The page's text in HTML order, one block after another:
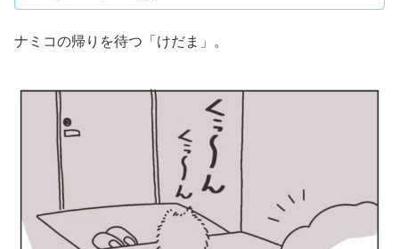
ナミコの帰りを待つ「けだま」。